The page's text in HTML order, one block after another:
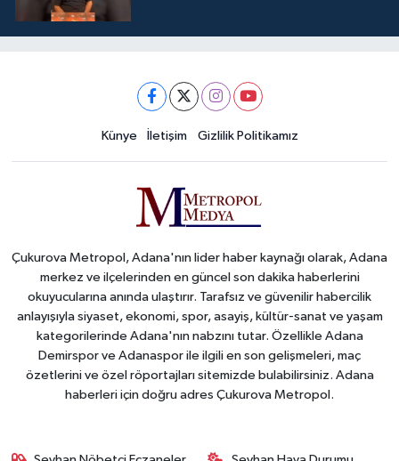
Künye İletişim Gizlilik Politikamız
Çukurova Metropol, Adana'nın lider haber kaynağı olarak, Adana
merkez ve ilçelerinden en güncel son dakika haberlerini
okuyucularına anında ulaştırır. Tarafsız ve güvenilir habercilik
anlayışıyla siyaset, ekonomi, spor, asayiş, kültür-sanat ve yaşam
kategorilerinde Adana'nın nabzını tutar. Özellikle Adana
Demirspor ve Adanaspor ile ilgili en son gelişmeleri, maç
özetlerini ve özel röportajları sitemizde bulabilirsiniz. Adana
haberleri için doğru adres Çukurova Metropol.